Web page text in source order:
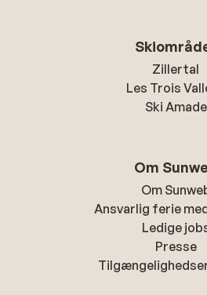
Zillertal
Les Trois
Ski Amade
Om
Om
Ansvarlig ferie
Ledige
Presse